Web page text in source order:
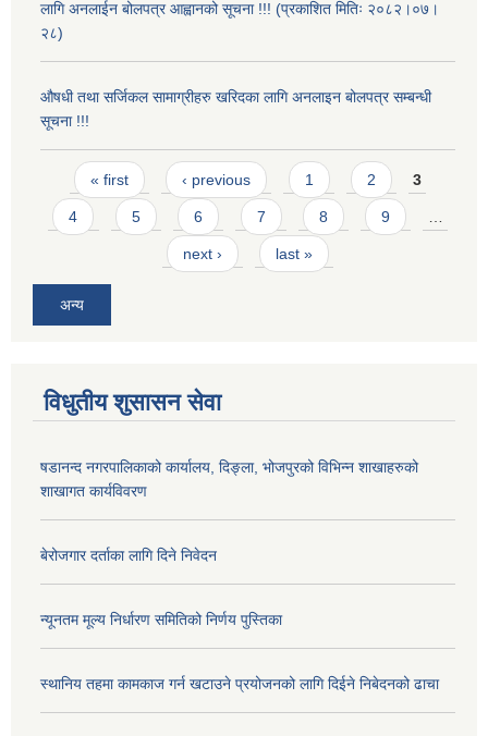
लागि अनलाईन बोलपत्र आह्वानको सूचना !!! (प्रकाशित मितिः २०८२।०७।
२८)
औषधी तथा सर्जिकल सामाग्रीहरु खरिदका लागि अनलाइन बोलपत्र सम्बन्धी
सूचना !!!
Pages
« first ‹ previous 1 2 3
4 5 6 7 8 9 …
next › last »
अन्य
विधुतीय शुसासन सेवा
षडानन्द नगरपालिकाको कार्यालय, दिङ्ला, भोजपुरको विभिन्न शाखाहरुको
शाखागत कार्यविवरण
बेरोजगार दर्ताका लागि दिने निवेदन
न्यूनतम मूल्य निर्धारण समितिको निर्णय पुस्तिका
स्थानिय तहमा कामकाज गर्न खटाउने प्रयोजनको लागि दिईने निबेदनको ढाचा